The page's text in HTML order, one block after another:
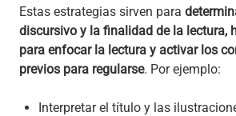
Estas estrategias sirven para
discursivo y la finalidad de la lectura,
para enfocar la lectura y activar los
previos para regularse. Por ejemplo:
Interpretar el título y las